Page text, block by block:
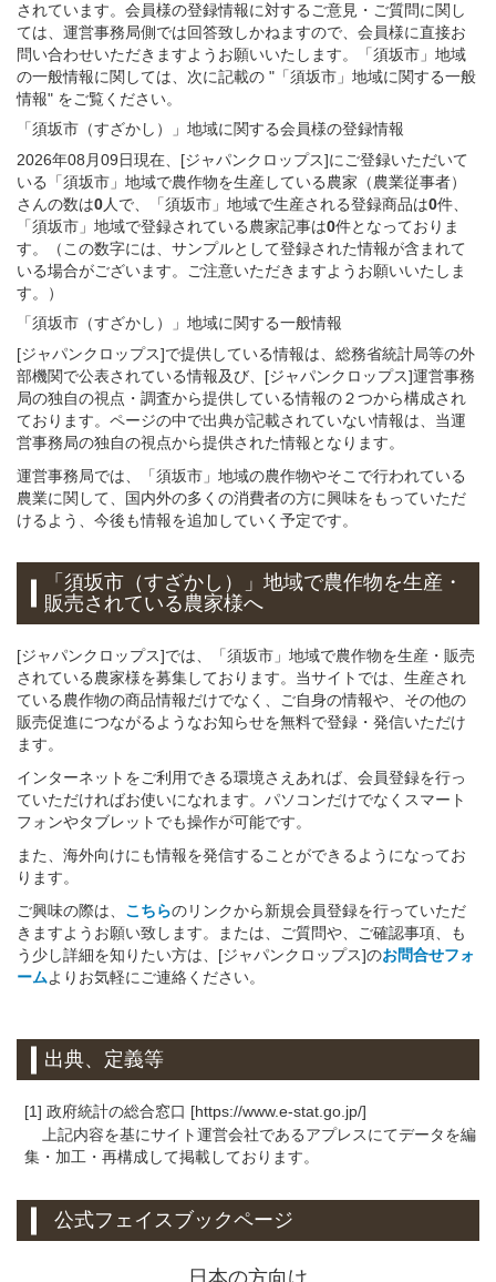
されています。会員様の登録情報に対するご意見・ご質問に関し
ては、運営事務局側では回答致しかねますので、会員様に直接お
問い合わせいただきますようお願いいたします。「須坂市」地域
の一般情報に関しては、次に記載の "「須坂市」地域に関する一般
情報" をご覧ください。
「須坂市（すざかし）」 地域に関する会員様の登録情報
2026年08月09日現在、[ジャパンクロップス]にご登録いただいて
いる「須坂市」地域で農作物を生産している農家（農業従事者）
さんの数は0人で、「須坂市」地域で生産される登録商品は0件、
「須坂市」地域で登録されている農家記事は0件となっておりま
す。（この数字には、サンプルとして登録された情報が含まれて
いる場合がございます。ご注意いただきますようお願いいたしま
す。）
「須坂市（すざかし）」 地域に関する一般情報
[ジャパンクロップス]で提供している情報は、総務省統計局等の外
部機関で公表されている情報及び、[ジャパンクロップス]運営事務
局の独自の視点・調査から提供している情報の２つから構成され
ております。ページの中で出典が記載されていない情報は、当運
営事務局の独自の視点から提供された情報となります。
運営事務局では、「須坂市」地域の農作物やそこで行われている
農業に関して、国内外の多くの消費者の方に興味をもっていただ
けるよう、今後も情報を追加していく予定です。
「須坂市（すざかし）」地域で農作物を生産・
販売されている農家様へ
[ジャパンクロップス]では、「須坂市」地域で農作物を生産・販売
されている農家様を募集しております。当サイトでは、生産され
ている農作物の商品情報だけでなく、ご自身の情報や、その他の
販売促進につながるようなお知らせを無料で登録・発信いただけ
ます。
インターネットをご利用できる環境さえあれば、会員登録を行っ
ていただければお使いになれます。パソコンだけでなくスマート
フォンやタブレットでも操作が可能です。
また、海外向けにも情報を発信することができるようになってお
ります。
ご興味の際は、 こちらのリンクから新規会員登録を行っていただ
きますようお願い致します。または、ご質問や、ご確認事項、も
う少し詳細を知りたい方は、[ジャパンクロップス]のお問合せフォ
ームよりお気軽にご連絡ください。
出典、定義等
[1] 政府統計の総合窓口 [https://www.e-stat.go.jp/]
上記内容を基にサイト運営会社であるアプレスにてデータを編
集・加工・再構成して掲載しております。
公式フェイスブックページ
日本の方向け